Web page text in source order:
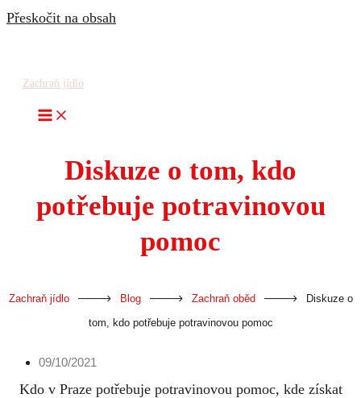
Přeskočit na obsah
Zachraň jídlo
Diskuze o tom, kdo
potřebuje potravinovou
pomoc
Zachraň jídlo - Blog - Zachraň oběd -
Diskuze o
tom, kdo potřebuje potravinovou pomoc
09/10/2021
Kdo v Praze potřebuje potravinovou pomoc, kde získat